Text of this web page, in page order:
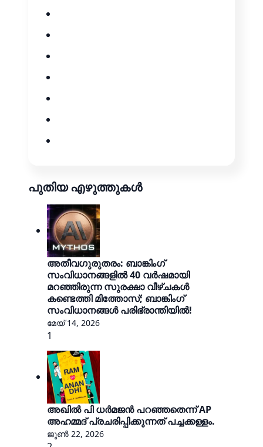
പുതിയ എഴുത്തുകൾ
അതീവഗുരുതരം: ബാങ്കിംഗ്
സംവിധാനങ്ങളിൽ 40 വർഷമായി
മറഞ്ഞിരുന്ന സുരക്ഷാ വീഴ്ചകൾ
കണ്ടെത്തി മിത്തോസ്‌; ബാങ്കിംഗ്
സംവിധാനങ്ങൾ പരിഭ്രാന്തിയിൽ!
മേയ് 14, 2026
1
അഖിൽ പി ധർമജൻ പറഞ്ഞതെന്ന് AP
അഹമ്മദ് പ്രചരിപ്പിക്കുന്നത് പച്ചക്കള്ളം.
ജൂൺ 22, 2026